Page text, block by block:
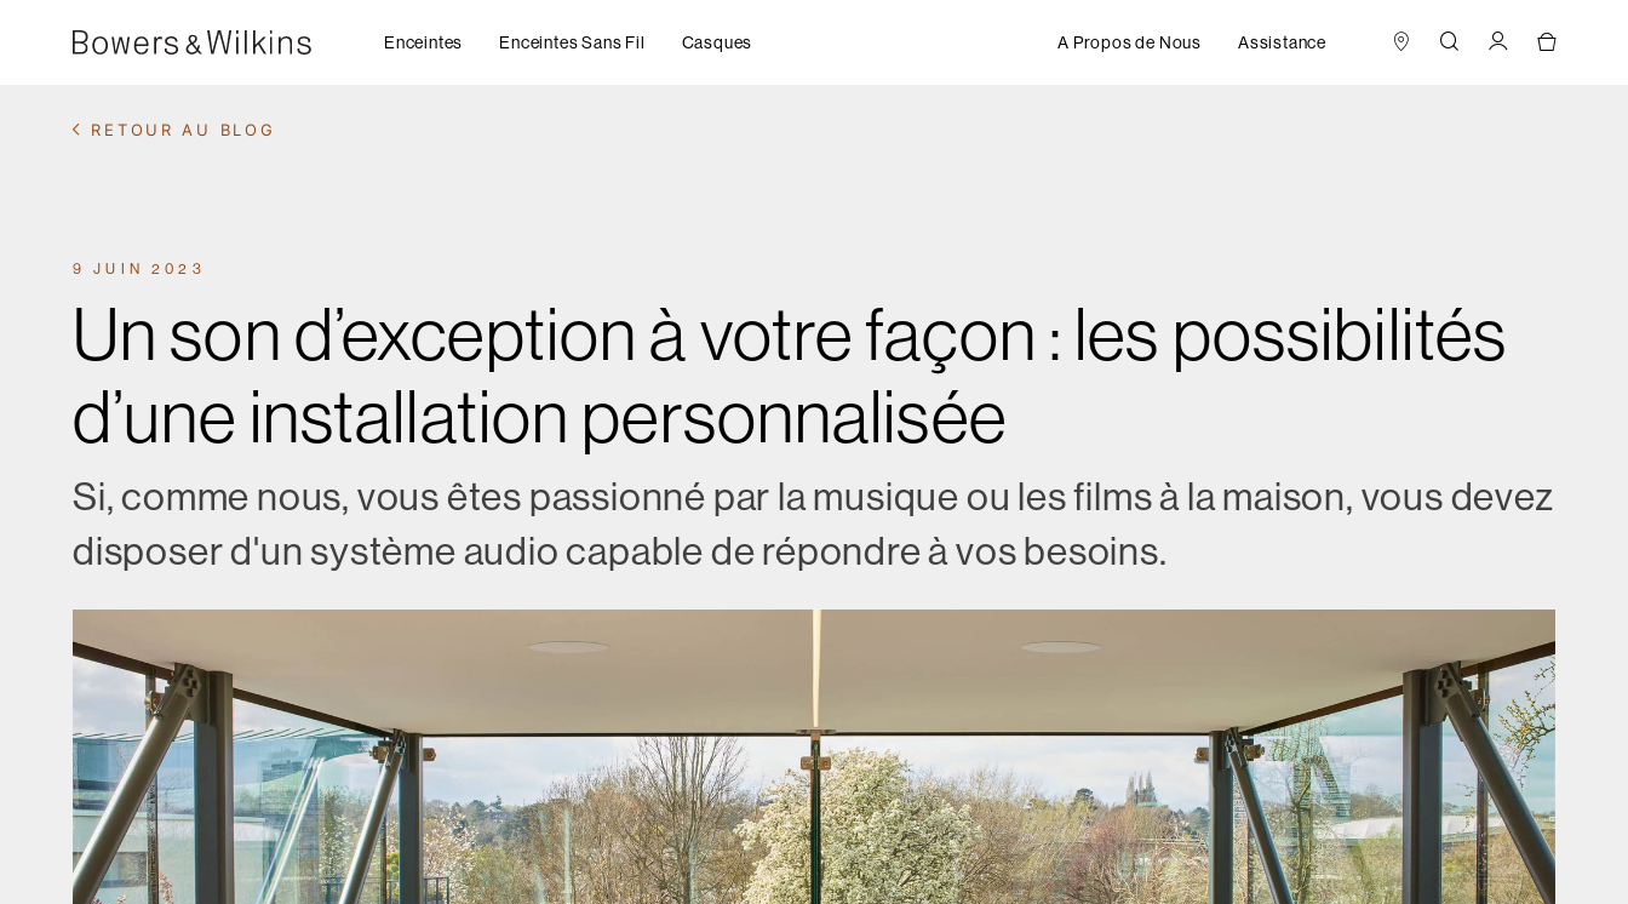
Enceintes Enceintes Sans Fil Casques A Propos de Nous Assistance
RETOUR AU BLOG
9 JUIN 2023
Un son d’exception à votre façon : les possibilités
d’une installation personnalisée
Si, comme nous, vous êtes passionné par la musique ou les films à la maison, vous devez
disposer d'un système audio capable de répondre à vos besoins.